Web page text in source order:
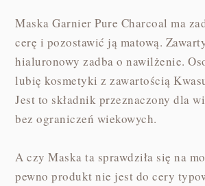
Maska Garnier Pure Charcoal ma
cerę i pozostawić ją matową.
hialuronowy zadba o nawilżenie.
lubię kosmetyki z zawartością
Jest to składnik przeznaczony dla
bez ograniczeń wiekowych.
A czy Maska ta sprawdziła się na
pewno produkt nie jest do cery